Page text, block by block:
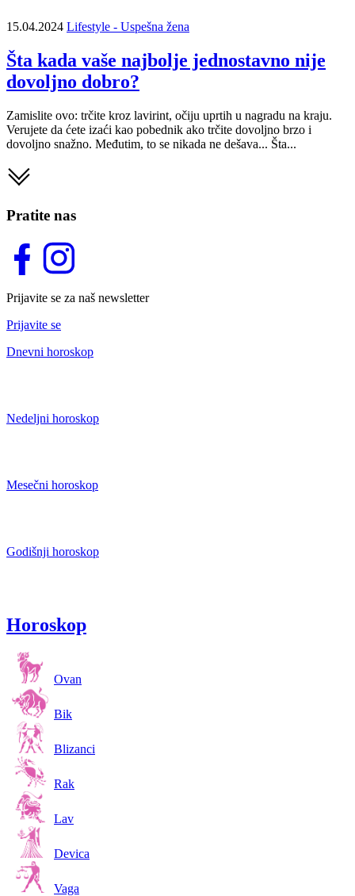
15.04.2024 Lifestyle - Uspešna žena
Šta kada vaše najbolje jednostavno nije
dovoljno dobro?
Zamislite ovo: trčite kroz lavirint, očiju uprtih u nagradu na kraju.
Verujete da ćete izaći kao pobednik ako trčite dovoljno brzo i
dovoljno snažno. Međutim, to se nikada ne dešava... Šta...
Pratite nas
Prijavite se za naš newsletter
Prijavite se
Dnevni horoskop
Nedeljni horoskop
Mesečni horoskop
Godišnji horoskop
Horoskop
Ovan
Bik
Blizanci
Rak
Lav
Devica
Vaga